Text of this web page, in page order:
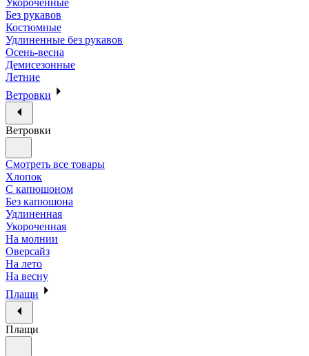
Без рукавов
Костюмные
Удлиненные без рукавов
Осень-весна
Демисезонные
Летние
Ветровки
Ветровки
Смотреть все товары
Хлопок
С капюшоном
Без капюшона
Удлиненная
Укороченная
На молнии
Оверсайз
На лето
На весну
Плащи
Плащи